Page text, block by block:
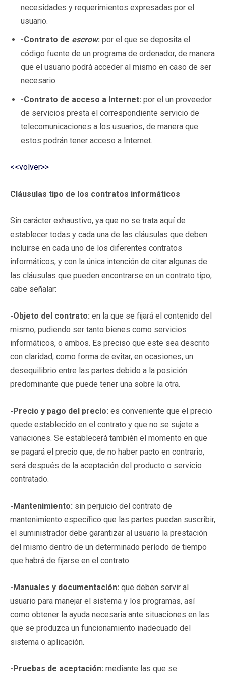
necesidades y requerimientos expresadas por el
usuario.
-Contrato de escrow: por el que se deposita el
código fuente de un programa de ordenador, de manera
que el usuario podrá acceder al mismo en caso de ser
necesario.
-Contrato de acceso a Internet: por el un proveedor
de servicios presta el correspondiente servicio de
telecomunicaciones a los usuarios, de manera que
estos podrán tener acceso a Internet.
<<volver>>
Cláusulas tipo de los contratos informáticos
Sin carácter exhaustivo, ya que no se trata aquí de
establecer todas y cada una de las cláusulas que deben
incluirse en cada uno de los diferentes contratos
informáticos, y con la única intención de citar algunas de
las cláusulas que pueden encontrarse en un contrato tipo,
cabe señalar:
-Objeto del contrato: en la que se fijará el contenido del
mismo, pudiendo ser tanto bienes como servicios
informáticos, o ambos. Es preciso que este sea descrito
con claridad, como forma de evitar, en ocasiones, un
desequilibrio entre las partes debido a la posición
predominante que puede tener una sobre la otra.
-Precio y pago del precio: es conveniente que el precio
quede establecido en el contrato y que no se sujete a
variaciones. Se establecerá también el momento en que
se pagará el precio que, de no haber pacto en contrario,
será después de la aceptación del producto o servicio
contratado.
-Mantenimiento: sin perjuicio del contrato de
mantenimiento específico que las partes puedan suscribir,
el suministrador debe garantizar al usuario la prestación
del mismo dentro de un determinado período de tiempo
que habrá de fijarse en el contrato.
-Manuales y documentación: que deben servir al
usuario para manejar el sistema y los programas, así
como obtener la ayuda necesaria ante situaciones en las
que se produzca un funcionamiento inadecuado del
sistema o aplicación.
-Pruebas de aceptación: mediante las que se